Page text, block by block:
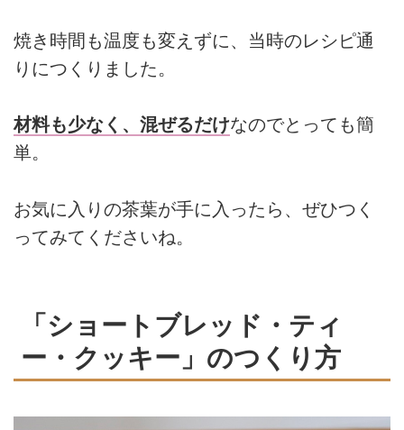
焼き時間も温度も変えずに、当時のレシピ通
りにつくりました。
材料も少なく、混ぜるだけなのでとっても簡
単。
お気に入りの茶葉が手に入ったら、ぜひつく
ってみてくださいね。
「ショートブレッド・ティ
ー・クッキー」のつくり方